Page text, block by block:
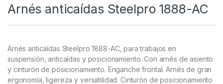
Arnés anticaídas Steelpro 1888-AC
Arnés anticaídas Steelpro 1888-AC, para trabajos en
suspensión, anticaídas y posicionamiento. Con arnés de asiento
y cinturón de posicionamiento. Enganche frontal. Arnés de gran
ergonomía, ligereza y versatilidad. Cinturón de posicionamiento